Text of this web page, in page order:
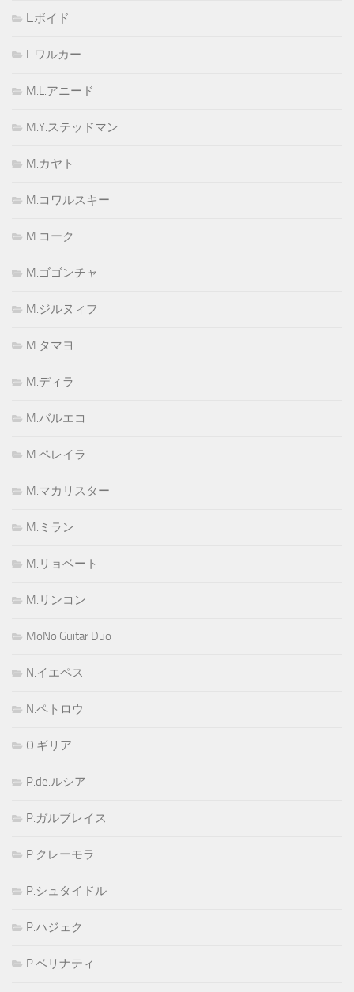
L.ボイド
L.ワルカー
M.L.アニード
M.Y.ステッドマン
M.カヤト
M.コワルスキー
M.コーク
M.ゴゴンチャ
M.ジルヌィフ
M.タマヨ
M.ディラ
M.バルエコ
M.ペレイラ
M.マカリスター
M.ミラン
M.リョベート
M.リンコン
MoNo Guitar Duo
N.イエペス
N.ペトロウ
O.ギリア
P.de.ルシア
P.ガルブレイス
P.クレーモラ
P.シュタイドル
P.ハジェク
P.ベリナティ